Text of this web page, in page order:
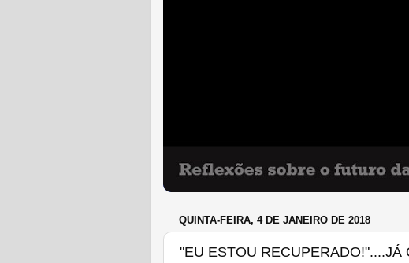
QUINTA-FEIRA, 4 DE JANEIRO DE 2018
"EU ESTOU RECUPERADO!"....JÁ